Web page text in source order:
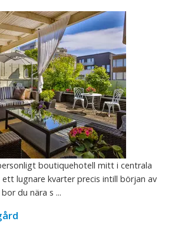
boutiquehotell mitt i centrala
lugnare kvarter precis intill början av
du nära s ...